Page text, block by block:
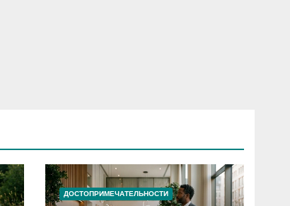
ДОСТОПРИМЕЧАТЕЛЬНОСТИ